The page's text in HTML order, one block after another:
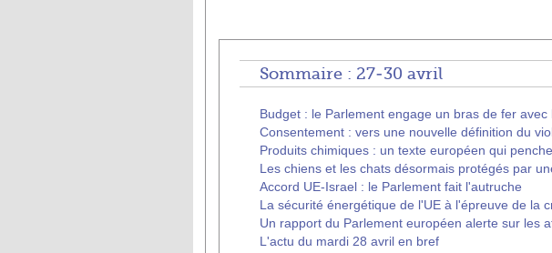
Sommaire : 27-30 avril
Budget : le Parlement engage un bras de fer
Consentement : vers une nouvelle définition du
Produits chimiques : un texte européen qui
Les chiens et les chats désormais protégés par
Accord UE-Israel : le Parlement fait l'autruche
La sécurité énergétique de l'UE à l'épreuve de la
Un rapport du Parlement européen alerte sur les
L'actu du mardi 28 avril en bref